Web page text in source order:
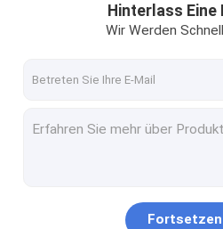
Qualitätskontrolle
Treten Sie mit uns in
Fordern Sie ein Zitat
Hinterlass Eine
Wir Werden
Fortsetzen